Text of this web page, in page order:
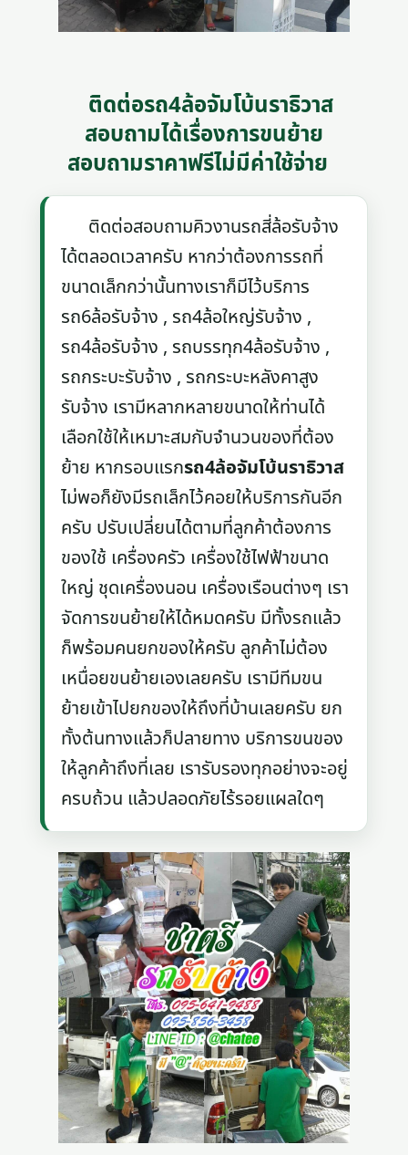
ติดต่อรถ4ล้อจัมโบ้นราธิวาส
สอบถามได้เรื่องการขนย้าย
สอบถามราคาฟรีไม่มีค่าใช้จ่าย
ติดต่อสอบถามคิวงานรถสี่ล้อรับจ้าง
ได้ตลอดเวลาครับ หากว่าต้องการรถที่
ขนาดเล็กกว่านั้นทางเราก็มีไว้บริการ
รถ6ล้อรับจ้าง , รถ4ล้อใหญ่รับจ้าง ,
รถ4ล้อรับจ้าง , รถบรรทุก4ล้อรับจ้าง ,
รถกระบะรับจ้าง , รถกระบะหลังคาสูง
รับจ้าง เรามีหลากหลายขนาดให้ท่านได้
เลือกใช้ให้เหมาะสมกับจำนวนของที่ต้อง
ย้าย หากรอบแรกรถ4ล้อจัมโบ้นราธิวาส
ไม่พอก็ยังมีรถเล็กไว้คอยให้บริการกันอีก
ครับ ปรับเปลี่ยนได้ตามที่ลูกค้าต้องการ
ของใช้ เครื่องครัว เครื่องใช้ไฟฟ้าขนาด
ใหญ่ ชุดเครื่องนอน เครื่องเรือนต่างๆ เรา
จัดการขนย้ายให้ได้หมดครับ มีทั้งรถแล้ว
ก็พร้อมคนยกของให้ครับ ลูกค้าไม่ต้อง
เหนื่อยขนย้ายเองเลยครับ เรามีทีมขน
ย้ายเข้าไปยกของให้ถึงที่บ้านเลยครับ ยก
ทั้งต้นทางแล้วก็ปลายทาง บริการขนของ
ให้ลูกค้าถึงที่เลย เรารับรองทุกอย่างจะอยู่
ครบถ้วน แล้วปลอดภัยไร้รอยแผลใดๆ